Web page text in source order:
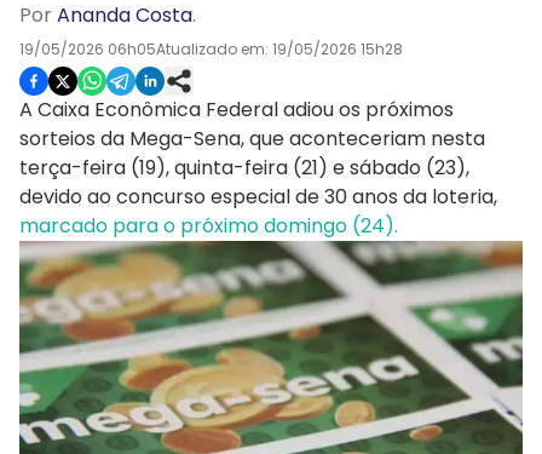
PorAnanda Costa.
19/05/2026 06h05Atualizado em: 19/05/2026 15h28
A Caixa Econômica Federal adiou os próximos
sorteios da Mega-Sena, que aconteceriam nesta
terça-feira (19), quinta-feira (21) e sábado (23),
devido ao concurso especial de 30 anos da loteria,
marcado para o próximo domingo (24).